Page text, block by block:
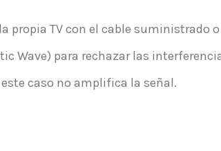
propia TV con el cable
Wave) para rechazar las
caso no amplifica la señal.